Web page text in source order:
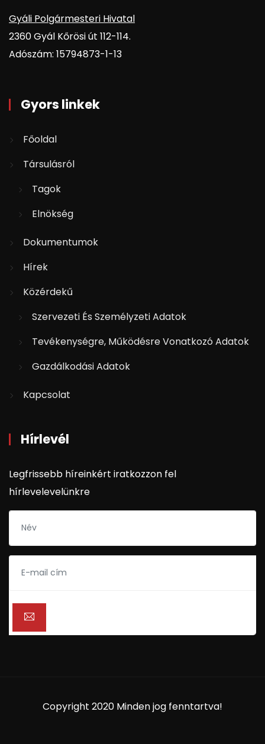
Gyáli Polgármesteri Hivatal
2360 Gyál Kőrösi út 112-114.
Adószám: 15794873-1-13
Gyors linkek
Főoldal
Társulásról
Tagok
Elnökség
Dokumentumok
Hírek
Közérdekű
Szervezeti És Személyzeti Adatok
Tevékenységre, Működésre Vonatkozó Adatok
Gazdálkodási Adatok
Kapcsolat
Hírlevél
Legfrissebb híreinkért iratkozzon fel
hírlevelevelünkre
Copyright 2020 Minden jog fenntartva!